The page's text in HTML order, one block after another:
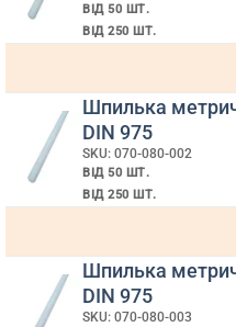
ВІД 50 ШТ.
ВІД 250 ШТ.
Шпилька
DIN 975
SKU: 070-080-002
ВІД 50 ШТ.
ВІД 250 ШТ.
Шпилька
DIN 975
SKU: 070-080-003